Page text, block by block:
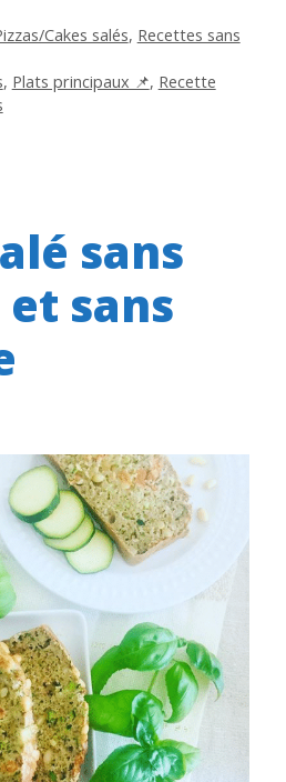
Cakes salés, Recettes sans
, Plats principaux 📌, Recette
sans
sans